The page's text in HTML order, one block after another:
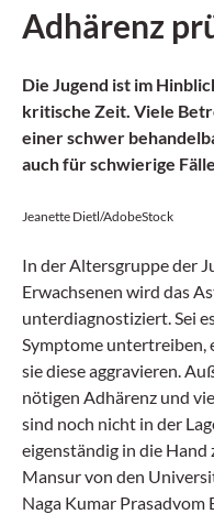
Adhärenz
Die Jugend ist im
kritische Zeit. Viele
einer schwer
auch für schwierige
Jeanette Dietl/AdobeStock
In der Altersgruppe der
Erwachsenen wird das
unterdiagnostiziert. Sei
Symptome untertreiben,
sie diese aggravieren.
nötigen Adhärenz und
sind noch nicht in der
eigenständig in die Hand
Mansur von den
Naga Kumar Prasadvom